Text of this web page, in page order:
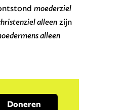
moederziel
alleenzijn
alleen
Doneren